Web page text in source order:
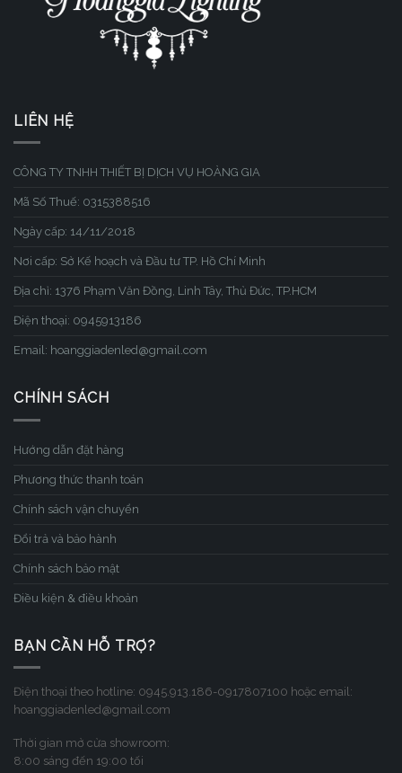
LIÊN HỆ
CÔNG TY TNHH THIẾT BỊ DỊCH VỤ HOÀNG GIA
Mã Số Thuế: 0315388516
Ngày cấp: 14/11/2018
Nơi cấp: Sở Kế hoạch và Đầu tư TP. Hồ Chí Minh
Địa chỉ: 1376 Phạm Văn Đồng, Linh Tây, Thủ Đức, TP.HCM
Điện thoại: 0945913186
Email: hoanggiadenled@gmail.com
CHÍNH SÁCH
Hướng dẫn đặt hàng
Phương thức thanh toán
Chính sách vận chuyển
Đổi trả và bảo hành
Chính sách bảo mật
Điều kiện & điều khoản
BẠN CẦN HỖ TRỢ?
Điện thoại theo hotline: 0945.913.186-0917807100 hoặc email:
hoanggiadenled@gmail.com
Thời gian mở cửa showroom:
8:00 sáng đến 19:00 tối